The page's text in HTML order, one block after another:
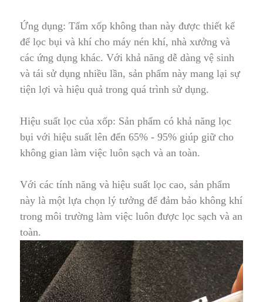
Ứng dụng: Tấm xốp không than này được thiết kế
để lọc bụi và khí cho máy nén khí, nhà xưởng và
các ứng dụng khác. Với khả năng dễ dàng vệ sinh
và tái sử dụng nhiều lần, sản phẩm này mang lại sự
tiện lợi và hiệu quả trong quá trình sử dụng.
Hiệu suất lọc của xốp: Sản phẩm có khả năng lọc
bụi với hiệu suất lên đến 65% - 95% giúp giữ cho
không gian làm việc luôn sạch và an toàn.
Với các tính năng và hiệu suất lọc cao, sản phẩm
này là một lựa chọn lý tưởng để đảm bảo không khí
trong môi trường làm việc luôn được lọc sạch và an
toàn.